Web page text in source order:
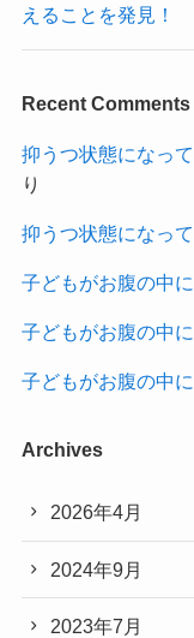
えることを発見！
Recent Comments
抑うつ状態になって
り
抑うつ状態になって
子どもがお腹の中に
子どもがお腹の中に
子どもがお腹の中に
Archives
2026年4月
2024年9月
2023年7月